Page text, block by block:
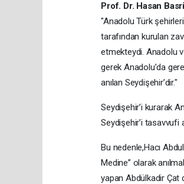
Prof. Dr. Hasan
"Anadolu Türk
tarafından kurulan
etmekteydi. Anadolu
gerek Anadolu’da
anılan Seydişehir’dir."
Seydişehir’i kurarak
Seydişehir’i tasavvufi
Bu nedenle,Hacı
Medine” olarak
yapan Abdülkadir Çat